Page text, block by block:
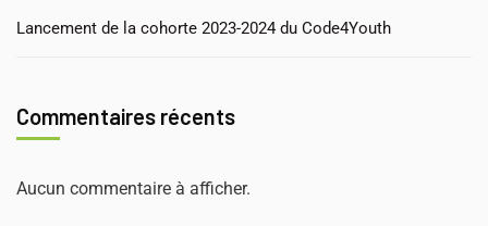
Lancement de la cohorte 2023-2024 du Code4Youth
Commentaires récents
Aucun commentaire à afficher.